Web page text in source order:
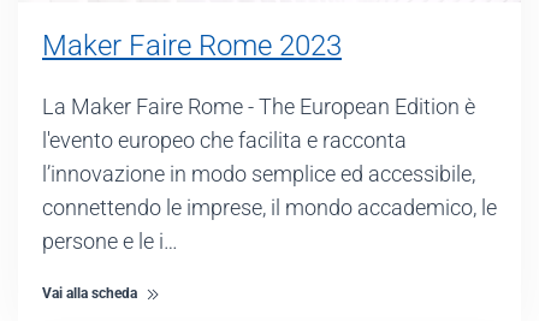
Maker Faire Rome 2023
La Maker Faire Rome - The European Edition è
l'evento europeo che facilita e racconta
l’innovazione in modo semplice ed accessibile,
connettendo le imprese, il mondo accademico, le
persone e le i…
Vai alla scheda